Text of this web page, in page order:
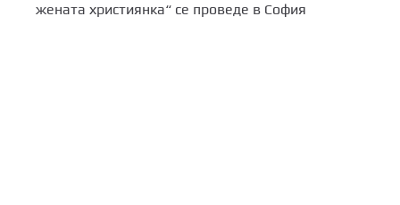
жената християнка“ се проведе в София